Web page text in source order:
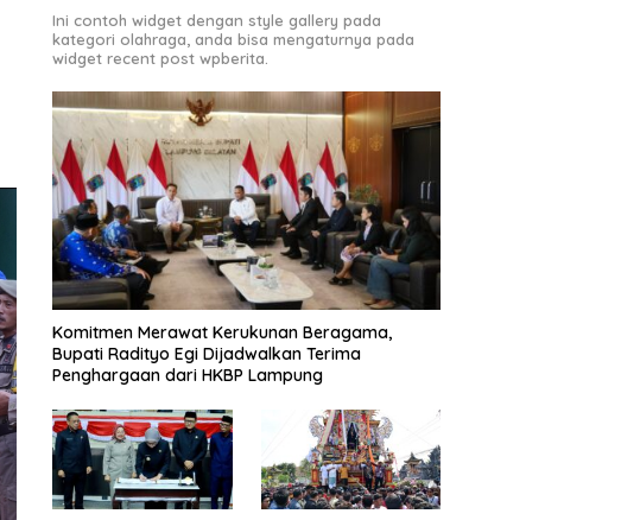
Ini contoh widget dengan style gallery pada
kategori olahraga, anda bisa mengaturnya pada
widget recent post wpberita.
Komitmen Merawat Kerukunan Beragama,
Bupati Radityo Egi Dijadwalkan Terima
Penghargaan dari HKBP Lampung